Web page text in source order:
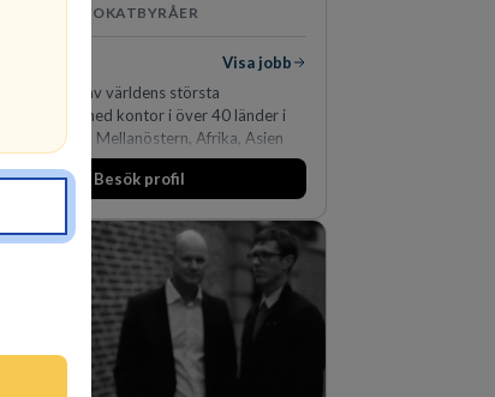
ADVOKATBYRÅER
Visa jobb
Piper är en av världens största
med kontor i över 40 länder i
Europa, Mellanöstern, Afrika, Asien
Oceanien. Vi är specialister inom
alla områden och vi har några
450 jurister på fem kontor i Stockholm,
Århus, Oslo och Helsingfors kan vi
Piper erbjuda våra klienter en unik,
och gränsöverskridande nordisk
På vårt kontor i centrala Stockholm är
drygt 240 medarbetare.
Besök profil